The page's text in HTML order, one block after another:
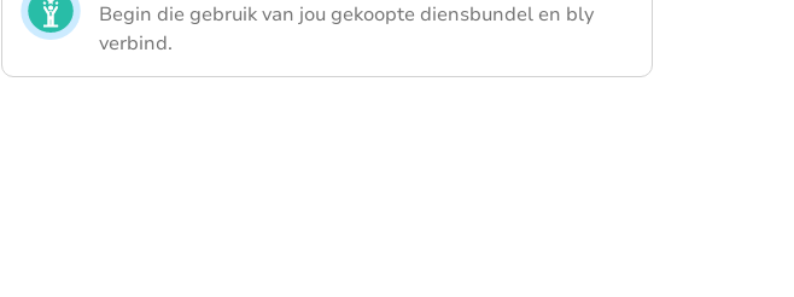
Begin die gebruik van jou gekoopte diensbundel en bly
verbind.